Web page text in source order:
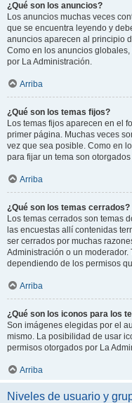
¿Qué son los anuncios?
Los anuncios muchas veces
que se encuentra leyendo y
anuncios aparecen al principio
Como en los anuncios
por La Administración.
Arriba
¿Qué son los temas fijos?
Los temas fijos aparecen en el
primer página. Muchas veces
vez que sea posible. Como en
para fijar un tema son
Arriba
¿Qué son los temas cerrados?
Los temas cerrados son temas
las encuestas allí contenidas
ser cerrados por muchas
Administración o un
dependiendo de los permisos
Arriba
¿Qué son los iconos para los
Son imágenes elegidas por el
mismo. La posibilidad de usar
permisos otorgados por La
Arriba
Niveles de usuario y